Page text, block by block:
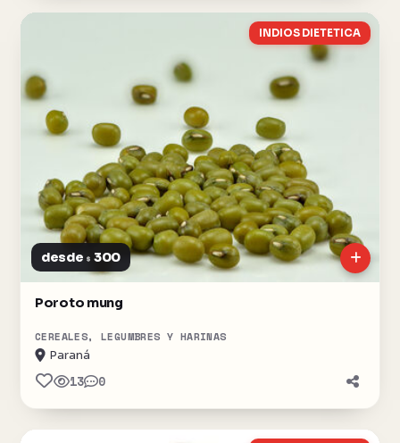
INDIOS DIETETICA
desde $ 300
Poroto mung
CEREALES, LEGUMBRES Y HARINAS
Paraná
13 0